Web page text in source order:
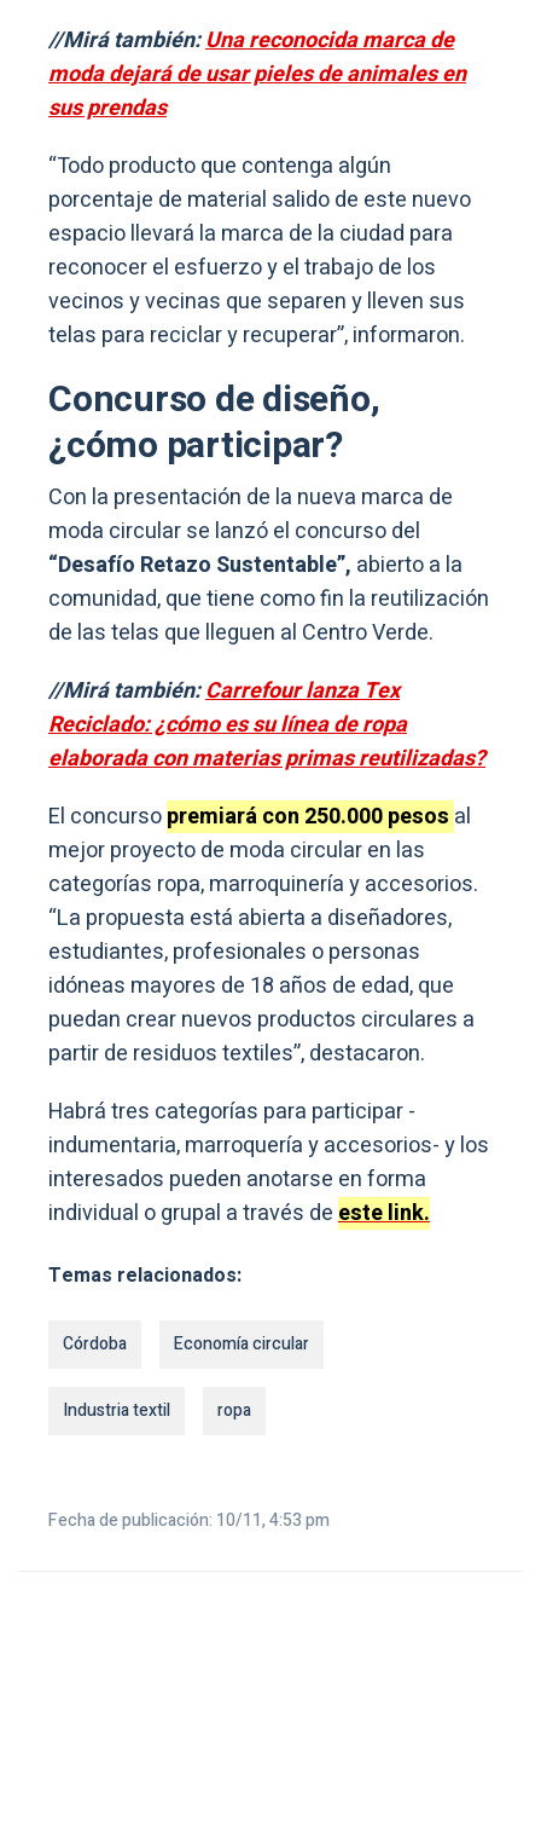
//Mirá también:Una reconocida marca de
moda dejará de usar pieles de animales en
sus prendas
“Todo producto que contenga algún
porcentaje de material salido de este nuevo
espacio llevará la marca de la ciudad para
reconocer el esfuerzo y el trabajo de los
vecinos y vecinas que separen y lleven sus
telas para reciclar y recuperar”, informaron.
Concurso de diseño,
¿cómo participar?
Con la presentación de la nueva marca de
moda circular se lanzó el concurso del
“Desafío Retazo Sustentable”, abierto a la
comunidad, que tiene como fin la reutilización
de las telas que lleguen al Centro Verde.
//Mirá también:Carrefour lanza Tex
Reciclado: ¿cómo es su línea de ropa
elaborada con materias primas reutilizadas?
El concursopremiará con 250.000 pesos al
mejor proyecto de moda circular en las
categorías ropa, marroquinería y accesorios.
“La propuesta está abierta a diseñadores,
estudiantes, profesionales o personas
idóneas mayores de 18 años de edad, que
puedan crear nuevos productos circulares a
partir de residuos textiles”, destacaron.
Habrá tres categorías para participar -
indumentaria, marroquería y accesorios- y los
interesados pueden anotarse en forma
individual o grupal a través deeste link.
Temas relacionados:
Córdoba Economía circular
Industria textil ropa
Fecha de publicación: 10/11, 4:53 pm